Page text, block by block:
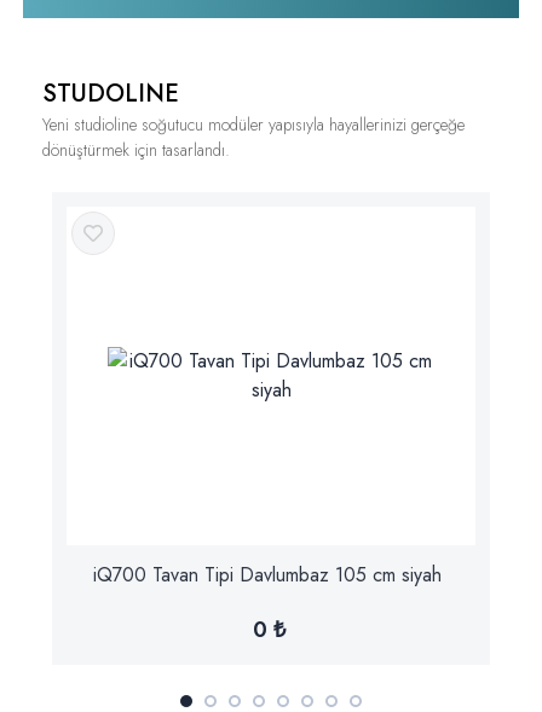
STUDOLINE
Yeni studioline soğutucu modüler yapısıyla hayallerinizi gerçeğe
dönüştürmek için tasarlandı.
iQ700 Tavan Tipi Davlumbaz 105 cm siyah
0 ₺